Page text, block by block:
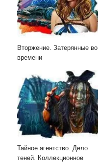
Вторжение. Затерянные во
времени
Тайное агентство. Дело
теней. Коллекционное